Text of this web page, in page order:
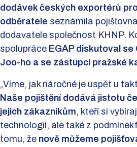
dodávek českých exportérů
odběratele seznámila
dodavatele společnost KHNP.
spolupráce EGAP diskutoval se
Joo-ho a se zástupci pražské
„Víme, jak náročné je uspět u
Naše pojištění dodává jistotu
jejich zákazníkům, kteří si
technologií, ale také z podmínek
tomu, že nově můžeme